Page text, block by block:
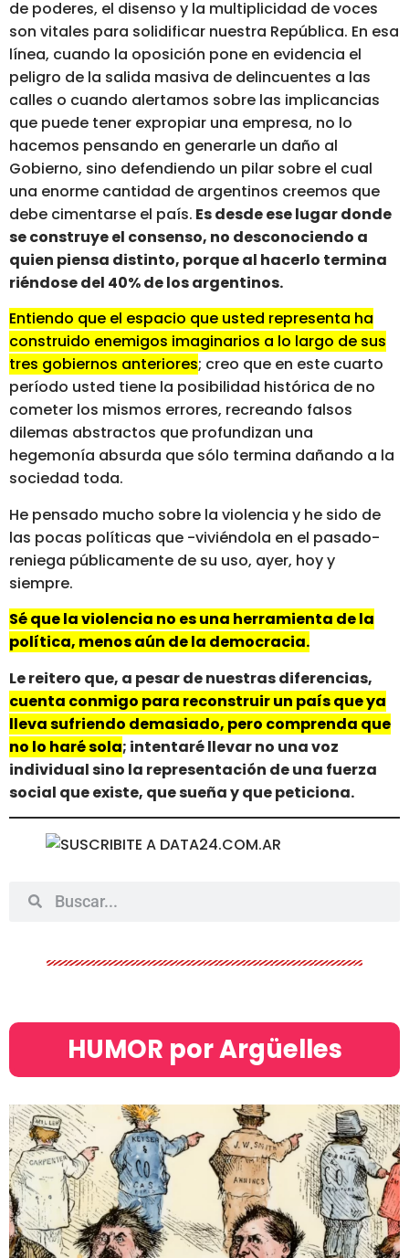
de poderes, el disenso y la multiplicidad de voces
son vitales para solidificar nuestra República. En esa
línea, cuando la oposición pone en evidencia el
peligro de la salida masiva de delincuentes a las
calles o cuando alertamos sobre las implicancias
que puede tener expropiar una empresa, no lo
hacemos pensando en generarle un daño al
Gobierno, sino defendiendo un pilar sobre el cual
una enorme cantidad de argentinos creemos que
debe cimentarse el país. Es desde ese lugar donde
se construye el consenso, no desconociendo a
quien piensa distinto, porque al hacerlo termina
riéndose del 40% de los argentinos.
Entiendo que el espacio que usted representa ha
construido enemigos imaginarios a lo largo de sus
tres gobiernos anteriores; creo que en este cuarto
período usted tiene la posibilidad histórica de no
cometer los mismos errores, recreando falsos
dilemas abstractos que profundizan una
hegemonía absurda que sólo termina dañando a la
sociedad toda.
He pensado mucho sobre la violencia y he sido de
las pocas políticas que -viviéndola en el pasado-
reniega públicamente de su uso, ayer, hoy y
siempre.
Sé que la violencia no es una herramienta de la
política, menos aún de la democracia.
Le reitero que, a pesar de nuestras diferencias,
cuenta conmigo para reconstruir un país que ya
lleva sufriendo demasiado, pero comprenda que
no lo haré sola; intentaré llevar no una voz
individual sino la representación de una fuerza
social que existe, que sueña y que peticiona.
HUMOR por Argüelles​